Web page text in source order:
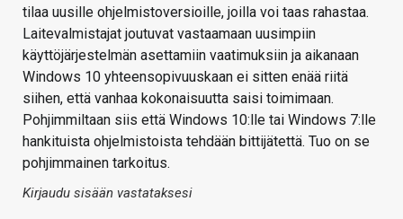
tilaa uusille ohjelmistoversioille, joilla voi taas rahastaa.
Laitevalmistajat joutuvat vastaamaan uusimpiin
käyttöjärjestelmän asettamiin vaatimuksiin ja aikanaan
Windows 10 yhteensopivuuskaan ei sitten enää riitä
siihen, että vanhaa kokonaisuutta saisi toimimaan.
Pohjimmiltaan siis että Windows 10:lle tai Windows 7:lle
hankituista ohjelmistoista tehdään bittijätettä. Tuo on se
pohjimmainen tarkoitus.
Kirjaudu sisään vastataksesi